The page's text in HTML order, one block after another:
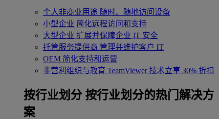
个人非商业用途 随时、随地访问设备
小型企业 简化远程访问和支持
大型企业 扩展并保障企业 IT 安全
托管服务提供商 管理并维护客户 IT
OEM 简化支持和运营
非营利组织与教育 TeamViewer 技术立享 30% 折扣
‌按行业划分 按行业划分的热门解决方
案